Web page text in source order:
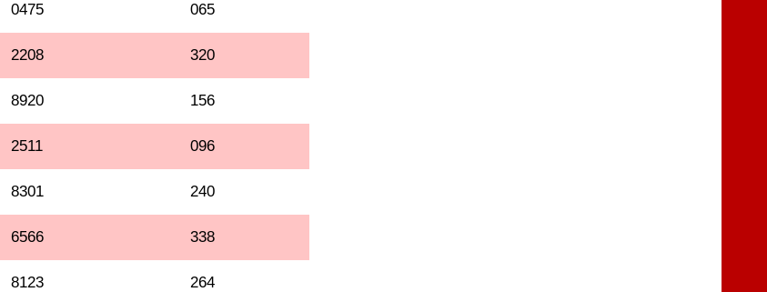
0475 065
2208 320
8920 156
2511 096
8301 240
6566 338
8123 264